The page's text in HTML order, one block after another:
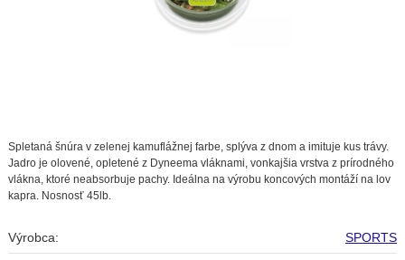
Spletaná šnúra v zelenej kamuflážnej farbe, splýva z dnom a imituje kus trávy.
Jadro je olovené, opletené z Dyneema vláknami, vonkajšia vrstva z prírodného
vlákna, ktoré neabsorbuje pachy. Ideálna na výrobu koncových montáží na lov
kapra. Nosnosť 45lb.
Výrobca: SPORTS